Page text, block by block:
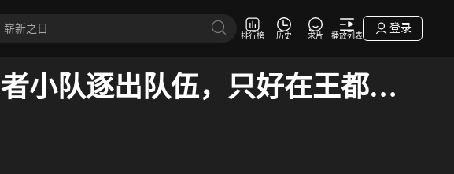
排行榜 历史 求片 播放列表
登录
「凭你也想讨伐魔王？」被勇者小队逐出队伍，只好在王都自在过活